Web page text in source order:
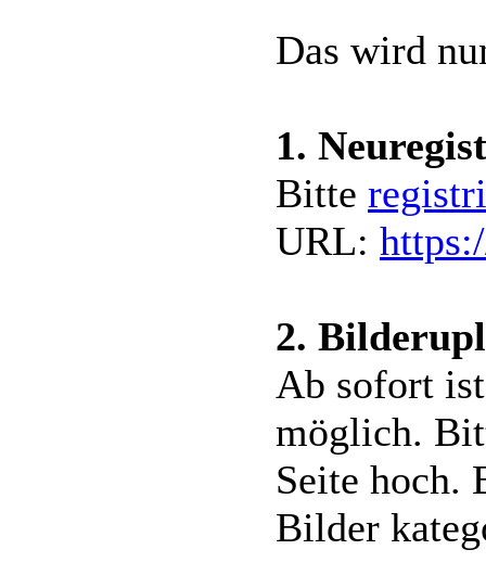
Das wird
1.
Bitte
URL:
2.
Ab sofort
möglich.
Seite hoch.
Bilder